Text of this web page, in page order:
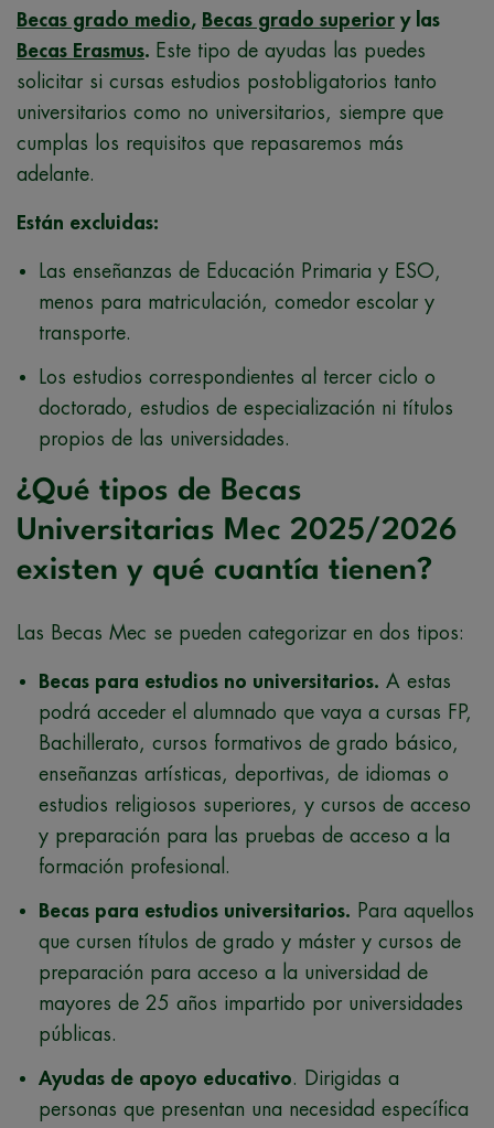
Becas grado medio, Becas grado superior y las
Becas Erasmus. Este tipo de ayudas las puedes
solicitar si cursas estudios postobligatorios tanto
universitarios como no universitarios, siempre que
cumplas los requisitos que repasaremos más
adelante.
Están excluidas:
Las enseñanzas de Educación Primaria y ESO,
menos para matriculación, comedor escolar y
transporte.
Los estudios correspondientes al tercer ciclo o
doctorado, estudios de especialización ni títulos
propios de las universidades.
¿Qué tipos de Becas
Universitarias Mec 2025/2026
existen y qué cuantía tienen?
Las Becas Mec se pueden categorizar en dos tipos:
Becas para estudios no universitarios. A estas
podrá acceder el alumnado que vaya a cursas FP,
Bachillerato, cursos formativos de grado básico,
enseñanzas artísticas, deportivas, de idiomas o
estudios religiosos superiores, y cursos de acceso
y preparación para las pruebas de acceso a la
formación profesional.
Becas para estudios universitarios. Para aquellos
que cursen títulos de grado y máster y cursos de
preparación para acceso a la universidad de
mayores de 25 años impartido por universidades
públicas.
Ayudas de apoyo educativo. Dirigidas a
personas que presentan una necesidad específica